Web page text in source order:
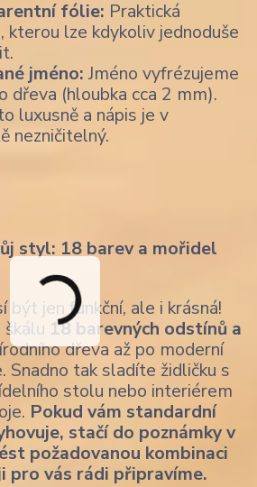
fólie: Praktická
kterou lze kdykoliv jednoduše
jméno:Jméno vyfrézujeme
dřeva (hloubka cca 2 mm).
luxusně a nápis je v
nezničitelný.
styl: 18 barev a mořidel
být jen funkční, ale i krásná!
18 barevných odstínů a
dřeva až po moderní
Snadno tak sladíte židličku s
stolu nebo interiérem
Pokud vám standardní
stačí do poznámky v
požadovanou kombinaci
pro vás rádi připravíme.